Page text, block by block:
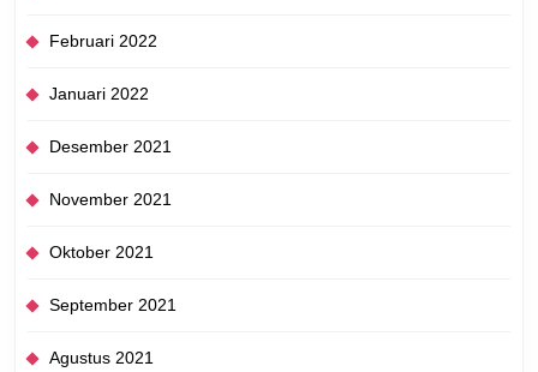
Februari 2022
Januari 2022
Desember 2021
November 2021
Oktober 2021
September 2021
Agustus 2021